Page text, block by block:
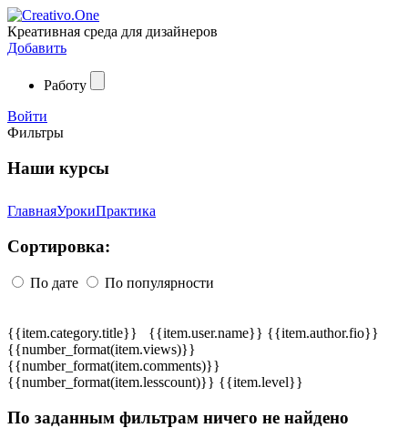
Креативная среда для дизайнеров
Добавить
Работу
Войти
Фильтры
Наши курсы
ГлавнаяУрокиПрактика
Сортировка:
По дате По популярности
{{item.category.title}} {{item.user.name}} {{item.author.fio}}
{{number_format(item.views)}}
{{number_format(item.comments)}}
{{number_format(item.lesscount)}} {{item.level}}
По заданным фильтрам ничего не найдено